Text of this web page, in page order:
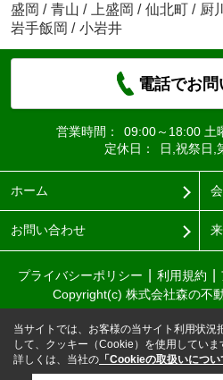
盛岡 / 青山 / 上盛岡 / 仙北町 / 厨川
岩手飯岡 / 小岩井
電話でお
営業時間：
09:00～18:00 土
定休日：
日,祝祭日,
ホーム
お問い合わせ
プライバシーポリシー 利用規約
Copyright(c) 株式会社森の不
当サイトでは、お客様の当サイト利用状況
して、クッキー（Cookie）を使用していま
詳しくは、当社の 「Cookieの取扱いについ